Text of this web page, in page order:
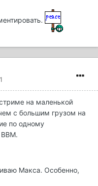
на маленькой
с большим грузом на
по одному
ВВМ.
Макса. Особенно,